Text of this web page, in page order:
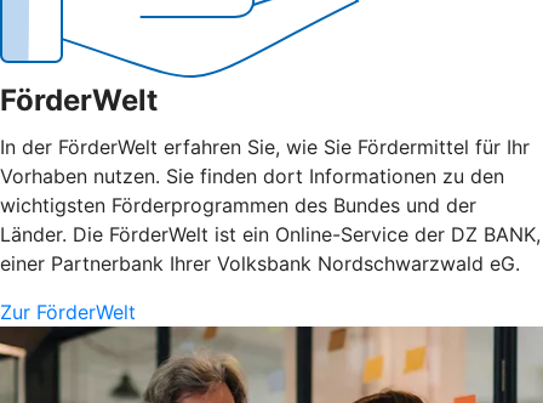
FörderWelt
In der FörderWelt erfahren Sie, wie Sie Fördermittel für Ihr
Vorhaben nutzen. Sie finden dort Informationen zu den
wichtigsten Förderprogrammen des Bundes und der
Länder. Die FörderWelt ist ein Online-Service der DZ BANK,
einer Partnerbank Ihrer Volksbank Nordschwarzwald eG.
Zur FörderWelt